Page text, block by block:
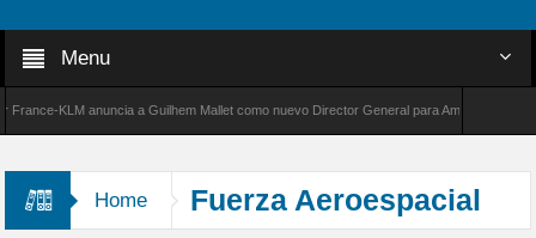
Menu
KLM anuncia a Guilhem Mallet como nuevo Director General para América Latina
Home
Fuerza Aeroespacial